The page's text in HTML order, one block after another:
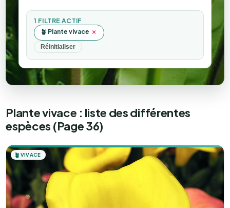
1 FILTRE ACTIF
🪴 Plante vivace ×
Réinitialiser
Plante vivace : liste des différentes
espèces (Page 36)
🪴 VIVACE